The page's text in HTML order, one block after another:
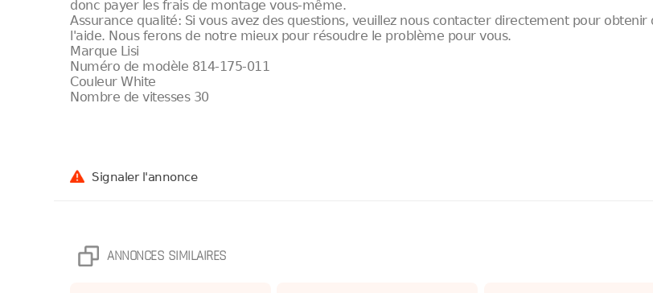
donc payer les frais de montage vous-même.
Assurance qualité: Si vous avez des questions, veuillez nous contacter directement pour obtenir
l'aide. Nous ferons de notre mieux pour résoudre le problème pour vous.
Marque Lisi
Numéro de modèle 814-175-011
Couleur White
Nombre de vitesses 30
Signaler l'annonce
ANNONCES SIMILAIRES